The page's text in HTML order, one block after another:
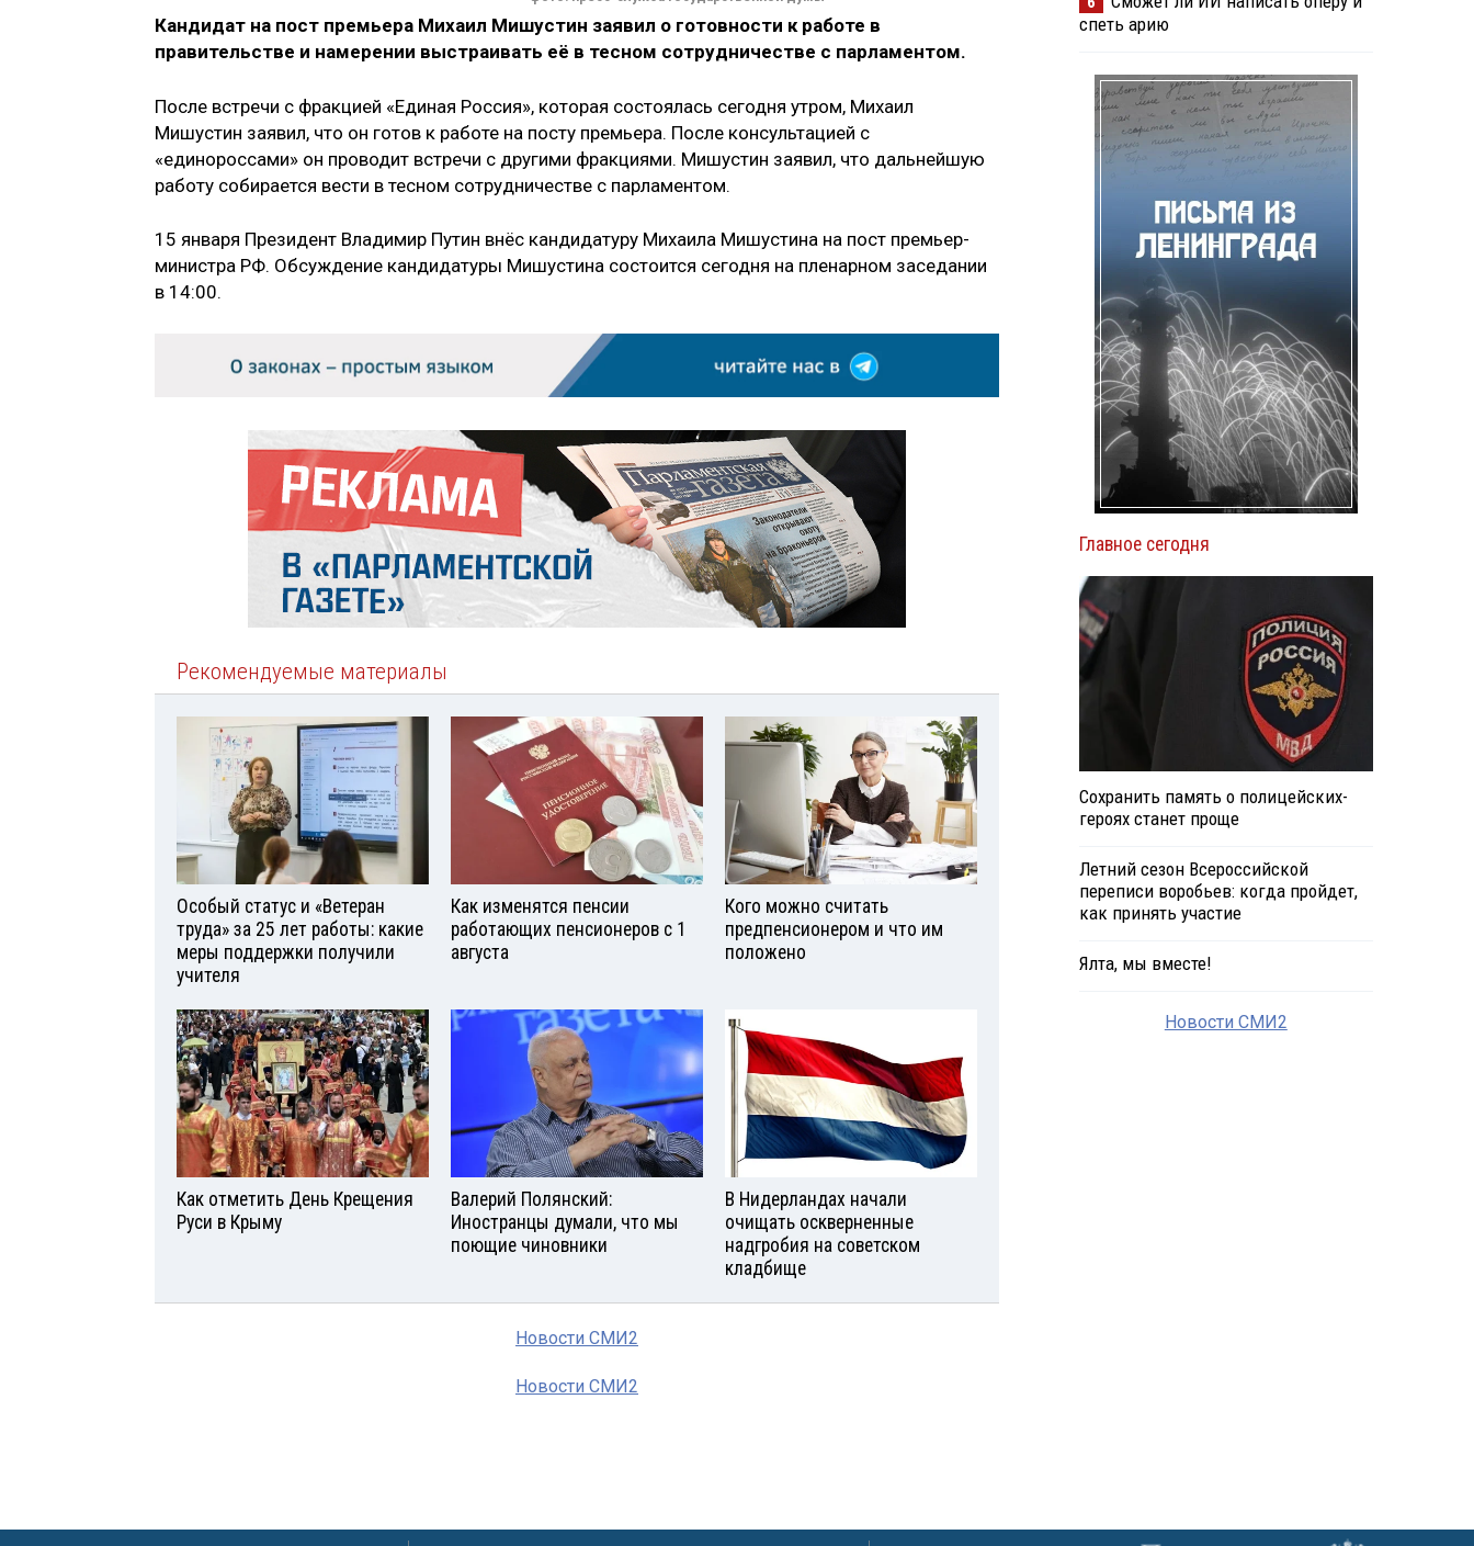
Кандидат на пост премьера Михаил Мишустин заявил о готовности к работе в
правительстве и намерении выстраивать её в тесном сотрудничестве с парламентом.
После встречи с фракцией «Единая Россия», которая состоялась сегодня утром, Михаил
Мишустин заявил, что он готов к работе на посту премьера. После консультацией с
«единороссами» он проводит встречи с другими фракциями. Мишустин заявил, что дальнейшую
работу собирается вести в тесном сотрудничестве с парламентом.
15 января Президент Владимир Путин внёс кандидатуру Михаила Мишустина на пост премьер-
министра РФ. Обсуждение кандидатуры Мишустина состоится сегодня на пленарном заседании
в 14:00.
Рекомендуемые материалы
Особый статус и «Ветеран
труда» за 25 лет работы: какие
меры поддержки получили
учителя
Как изменятся пенсии
работающих пенсионеров с 1
августа
Кого можно считать
предпенсионером и что им
положено
Как отметить День Крещения
Руси в Крыму
Валерий Полянский:
Иностранцы думали, что мы
поющие чиновники
В Нидерландах начали
очищать оскверненные
надгробия на советском
кладбище
Новости СМИ2
Новости СМИ2
спеть арию
Главное сегодня
Сохранить память о полицейских-
героях станет проще
Летний сезон Всероссийской
переписи воробьев: когда пройдет,
как принять участие
Ялта, мы вместе!
Новости СМИ2